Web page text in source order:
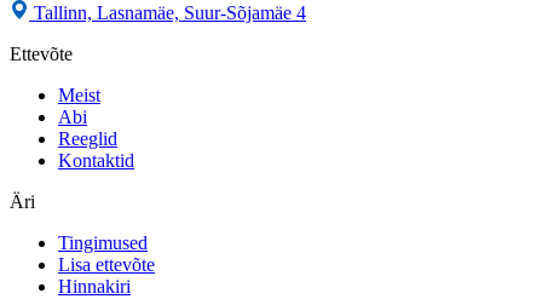
Tallinn, Lasnamäe, Suur-Sõjamäe 4
Ettevõte
Meist
Abi
Reeglid
Kontaktid
Äri
Tingimused
Lisa ettevõte
Hinnakiri